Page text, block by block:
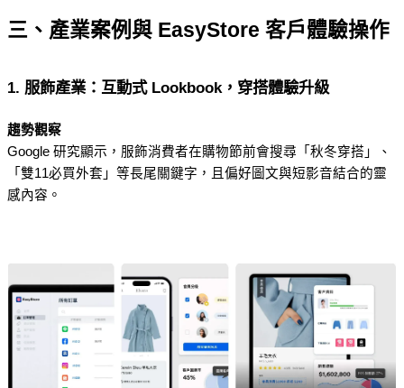
三、產業案例與 EasyStore 客戶體驗操作
1. 服飾產業：互動式 Lookbook，穿搭體驗升級
趨勢觀察
Google 研究顯示，服飾消費者在購物節前會搜尋「秋冬穿搭」、
「雙11必買外套」等長尾關鍵字，且偏好圖文與短影音結合的靈
感內容。